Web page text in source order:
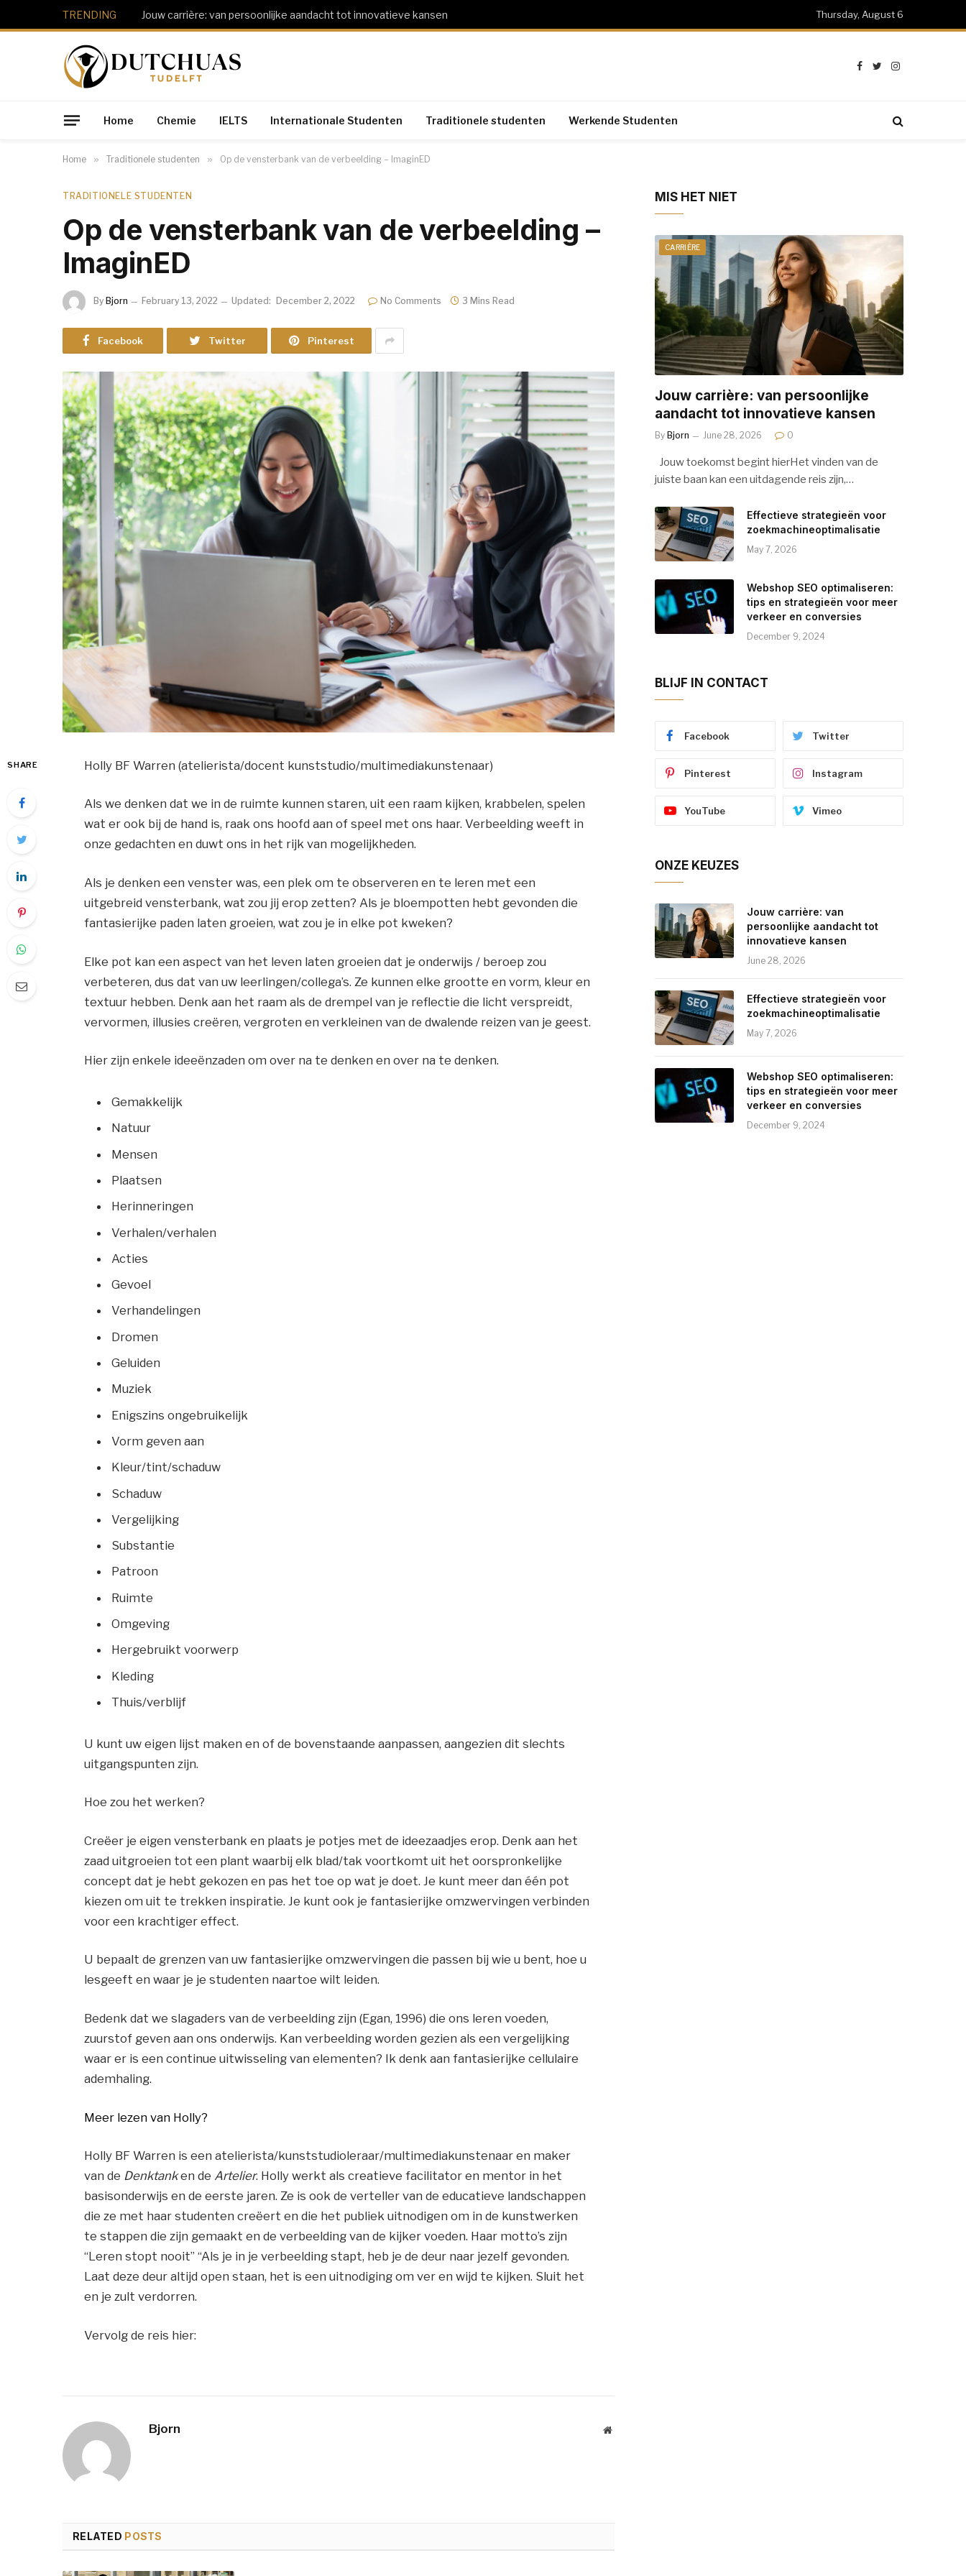
TRENDING Jouw carrière: van persoonlijke aandacht tot innovatieve kansen Thursday, August 6
Facebook
TwitterInstagram
Home Chemie IELTS Internationale Studenten Traditionele studenten Werkende Studenten
Home » Traditionele studenten » Op de vensterbank van de verbeelding – ImaginED
TRADITIONELE STUDENTEN
Op de vensterbank van de verbeelding –
ImaginED
By Bjorn February 13, 2022 Updated: December 2, 2022 No Comments 3 Mins Read
Facebook Twitter Pinterest
SHARE Holly BF Warren (atelierista/docent kunststudio/multimediakunstenaar)
Als we denken dat we in de ruimte kunnen staren, uit een raam kijken, krabbelen, spelen
wat er ook bij de hand is, raak ons ​​hoofd aan of speel met ons haar. Verbeelding weeft in
onze gedachten en duwt ons in het rijk van mogelijkheden.
Als je denken een venster was, een plek om te observeren en te leren met een
uitgebreidvensterbank, wat zou jij erop zetten? Als je bloempotten hebt gevonden die
fantasierijke paden laten groeien,wat zou je in elke pot kweken?
Elke pot kan een aspect van het leven laten groeien dat je onderwijs / beroep zou
verbeteren, dus dat vanuw leerlingen/collega’s. Ze kunnen elke grootte en vorm, kleur en
textuur hebben. Denk aan het raam als de drempel van je reflectie die licht verspreidt,
vervormen, illusies creëren, vergroten en verkleinen van de dwalende reizen van je geest.
Hier zijn enkele ideeënzaden om over na te denken en over na te denken.
Gemakkelijk
Natuur
Mensen
Plaatsen
Herinneringen
Verhalen/verhalen
Acties
Gevoel
Verhandelingen
Dromen
Geluiden
Muziek
Enigszins ongebruikelijk
Vorm geven aan
Kleur/tint/schaduw
Schaduw
Vergelijking
Substantie
Patroon
Ruimte
Omgeving
Hergebruikt voorwerp
Kleding
Thuis/verblijf
U kunt uw eigen lijst maken en of de bovenstaande aanpassen, aangezien dit slechts
uitgangspunten zijn.
Hoe zou het werken?
Creëer je eigen vensterbank en plaats je potjes met de ideezaadjes erop. Denk aan het
zaaduitgroeien tot een plant waarbij elk blad/tak voortkomt uit het oorspronkelijke
concept dat je hebt gekozen en pas het toe op wat je doet. Je kunt meer dan één pot
kiezen om uit te trekken inspiratie. Je kunt ook je fantasierijke omzwervingen verbinden
voor een krachtiger effect.
U bepaalt de grenzen van uw fantasierijke omzwervingen die passen bij wie u bent, hoe u
lesgeeften waar je je studenten naartoe wilt leiden.
Bedenk dat we slagaders van de verbeelding zijn (Egan, 1996) die ons leren voeden,
zuurstof geven aan ons onderwijs. Kan verbeelding worden gezien als een vergelijking
waar er iseen continue uitwisseling van elementen? Ik denk aan fantasierijke cellulaire
ademhaling.
Meer lezen van Holly?
Holly BF Warren is een atelierista/kunststudioleraar/multimediakunstenaar en maker
van de Denktanken de Artelier. Holly werkt als creatieve facilitator en mentor in het
basisonderwijs en de eerste jaren. Ze is ook de verteller van de educatieve landschappen
die ze met haar studenten creëert en die het publiek uitnodigen om in de kunstwerken
te stappen die zijn gemaakt en de verbeelding van de kijker voeden. Haar motto’s zijn
“Leren stopt nooit” “Als je in je verbeelding stapt, heb je de deur naar jezelf gevonden.
Laat deze deur altijd open staan, het is een uitnodiging om ver en wijd te kijken. Sluit het
en je zult verdorren.
Vervolg de reis hier:
Bjorn Website
RELATED POSTS
MIS HET NIET
CARRIÈRE
Jouw carrière: van persoonlijke
aandacht tot innovatieve kansen
By Bjorn June 28, 2026 0
Jouw toekomst begint hierHet vinden van de
juiste baan kan een uitdagende reis zijn,…
Effectieve strategieën voor
zoekmachineoptimalisatie
May 7, 2026
Webshop SEO optimaliseren:
tips en strategieën voor meer
verkeer en conversies
December 9, 2024
BLIJF IN CONTACT
Facebook Twitter
Pinterest Instagram
YouTube Vimeo
ONZE KEUZES
Jouw carrière: van
persoonlijke aandacht tot
innovatieve kansen
June 28, 2026
Effectieve strategieën voor
zoekmachineoptimalisatie
May 7, 2026
Webshop SEO optimaliseren:
tips en strategieën voor meer
verkeer en conversies
December 9, 2024